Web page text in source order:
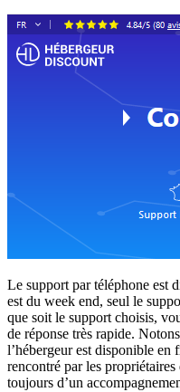
Le support par téléphone est
est du week end, seul le
que soit le support choisis,
de réponse très rapide.
l’hébergeur est disponible en
rencontré par les
toujours d’un